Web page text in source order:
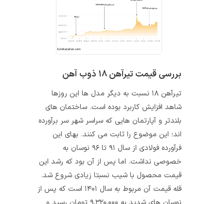
بررسی قیمت تیرآهن ۱۸ ذوب آهن
تیرآهن ۱۸ نسبت به دیگر مدل‌ ها این روزها
شاهد افزایش کاربرد بوده است. ساختمان‌ های
بلندتر و آپارتمان‌ هایی که سراسر شهر سر برآورده‌
اند؛ این موضوع را ثابت می کنند. بهای این
فرآورده فولادی از سال ۹۱ تا ۹۶ نوسان به
خصوصی نداشت. اما پس از آن بود که رشد این
قیمت محصول با شیب نسبتا زیادی شروع شد.
قله قیمت آن مربوط به سال ۱۴۰۱ است که پس از